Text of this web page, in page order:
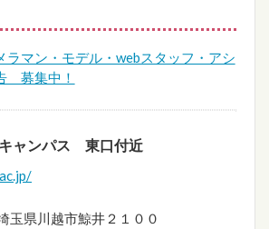
ラマン・モデル・webスタッフ・アシ
募集中！
ャンパス 東口付近
玉県川越市鯨井２１００